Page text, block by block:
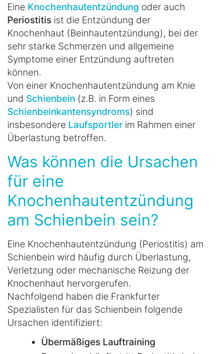
Eine Knochenhautentzündung oder auch
Periostitis ist die Entzündung der
Knochenhaut (Beinhautentzündung), bei der
sehr starke Schmerzen und allgemeine
Symptome einer Entzündung auftreten
können.
Von einer Knochenhautentzündung am Knie
und Schienbein (z.B. in Form eines
Schienbeinkantensyndroms) sind
insbesondere Laufsportler im Rahmen einer
Überlastung betroffen.
Was können die Ursachen
für eine
Knochenhautentzündung
am Schienbein sein?
Eine Knochenhautentzündung (Periostitis) am
Schienbein wird häufig durch Überlastung,
Verletzung oder mechanische Reizung der
Knochenhaut hervorgerufen.
Nachfolgend haben die Frankfurter
Spezialisten für das Schienbein folgende
Ursachen identifiziert:
Übermäßiges Lauftraining